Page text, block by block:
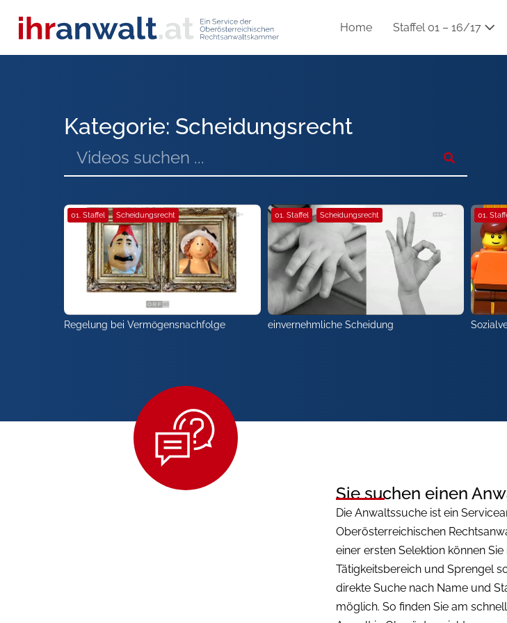
Home Staffel 01 – 16/17
Kategorie: Scheidungsrecht
01. Staffel Scheidungsrecht
Regelung bei Vermögensnachfolge
01. Staffel Scheidungsrecht
einvernehmliche Scheidung
01.
Sie suchen einen
Die Anwaltssuche ist ein
Oberösterreichischen
einer ersten Selektion können Sie
Tätigkeitsbereich und Sprengel
direkte Suche nach Name und
möglich. So finden Sie am